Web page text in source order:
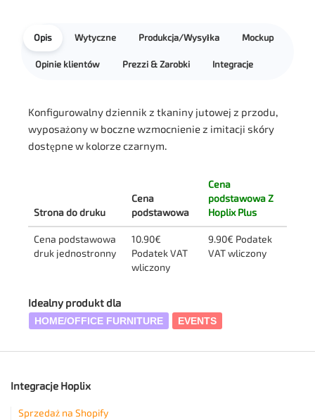
Opis Wytyczne Produkcja/Wysyłka Mockup
Opinie klientów Prezzi & Zarobki Integracje
Konfigurowalny dziennik z tkaniny jutowej z przodu,
wyposażony w boczne wzmocnienie z imitacji skóry
dostępne w kolorze czarnym.
Strona do druku
Cena
podstawowa
Cena
podstawowa Z
Hoplix Plus
Cena podstawowa
druk jednostronny
10.90€
Podatek VAT
wliczony
9.90€ Podatek
VAT wliczony
Idealny produkt dla
HOME/OFFICE FURNITURE EVENTS
Integracje Hoplix
Sprzedaż na Shopify